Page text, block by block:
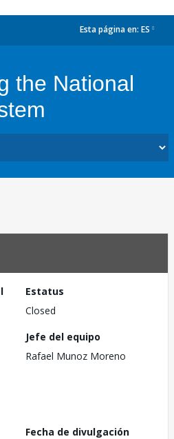
Esta página en: ES
the National
Estatus
Closed
Jefe del equipo
Rafael Munoz Moreno
Fecha de divulgación